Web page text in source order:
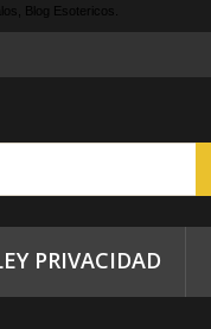
Blog Esotericos.
PRIVACIDAD